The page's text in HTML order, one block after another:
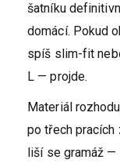
šatníku
domácí. Pokud
spíš slim-fit
L — projde.
Materiál
po třech pracích
liší se gramáž —